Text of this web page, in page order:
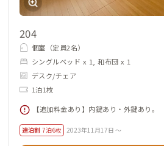
204
個室（定員2名）
シングルベッド x 1, 和布団 x 1
デスク/チェア
1泊1枚
【追加料金あり】内鍵あり・外鍵あり。
連泊割 7泊6枚 2023年11月17日 ～